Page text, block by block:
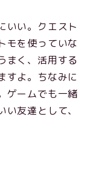
いい。クエスト
モを使っていな
まく、活用する
すよ。ちなみに
ゲームでも一緒
友達として、